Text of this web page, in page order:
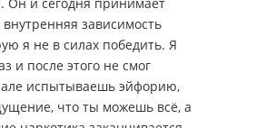
зависимость
я не в силах победить. Я
и после этого не смог
испытываешь эйфорию,
что ты можешь всё, а